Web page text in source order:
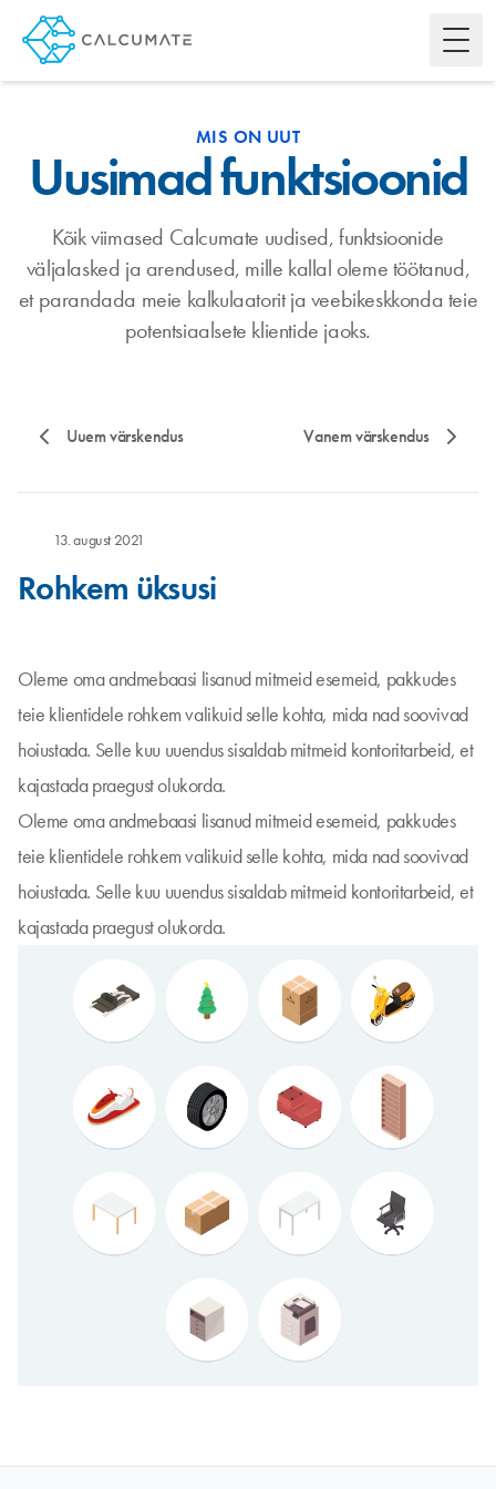
MIS ON UUT
Uusimad funktsioonid
Kõik viimased Calcumate uudised, funktsioonide
väljalasked ja arendused, mille kallal oleme töötanud,
et parandada meie kalkulaatorit ja veebikeskkonda teie
potentsiaalsete klientide jaoks.
Uuem värskendus Vanem värskendus
13. august 2021
Rohkem üksusi
Oleme oma andmebaasi lisanud mitmeid esemeid, pakkudes
teie klientidele rohkem valikuid selle kohta, mida nad soovivad
hoiustada. Selle kuu uuendus sisaldab mitmeid kontoritarbeid, et
kajastada praegust olukorda.
Oleme oma andmebaasi lisanud mitmeid esemeid, pakkudes
teie klientidele rohkem valikuid selle kohta, mida nad soovivad
hoiustada. Selle kuu uuendus sisaldab mitmeid kontoritarbeid, et
kajastada praegust olukorda.